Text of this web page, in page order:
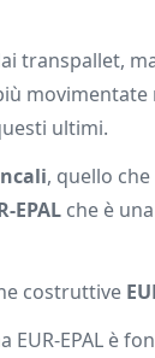
transpallet,
ultimi.
, quello
EPAL che è
costruttive
EUR-EPAL è